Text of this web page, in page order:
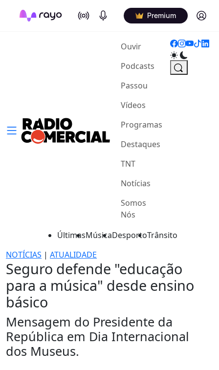
On Air Podcasts Premium Log in
Ouvir(current)
Podcasts
Passou
Vídeos
Programas
Destaques
TNT
Notícias
Somos
Nós
ÚltimasMúsicaDesportoTrânsito
NOTÍCIAS | ATUALIDADE
Seguro defende "educação
para a música" desde ensino
básico
Mensagem do Presidente da
República em Dia Internacional
dos Museus.